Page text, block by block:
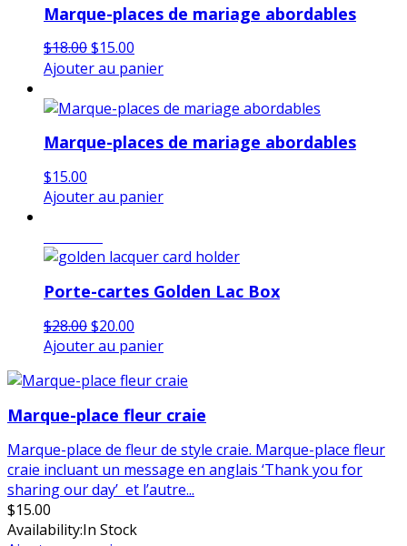
Marque-places de mariage abordables
$18.00Le
prix
était :
$15.00
prix
est :
Ajouter au panier
Marque-places de mariage abordables
$15.00
Ajouter au panier
Porte-cartes Golden Lac Box
$28.00Le
prix
était :
$28.00.
$20.00
prix
est :
Ajouter au panier
Marque-place fleur craie
Marque-place de fleur de style craie. Marque-place fleur
craie incluant un message en anglais ‘Thank you for
sharing our day’ et l’autre...
$15.00
Availability:In Stock